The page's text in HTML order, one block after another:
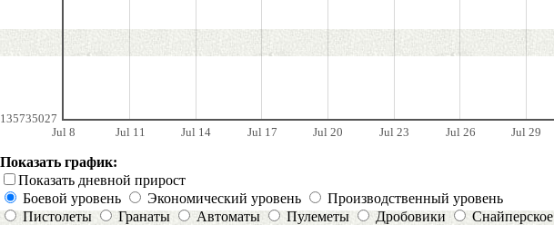
Jul 8 Jul 11 Jul 14 Jul 17 Jul 20 Jul 23 Jul 26 Jul 29
135735027
Показать график:
Показать дневной прирост
Боевой уровень
Экономический уровень
Производственный уровень
Пистолеты
Гранаты Автоматы Пулеметы Дробовики
Снайперское